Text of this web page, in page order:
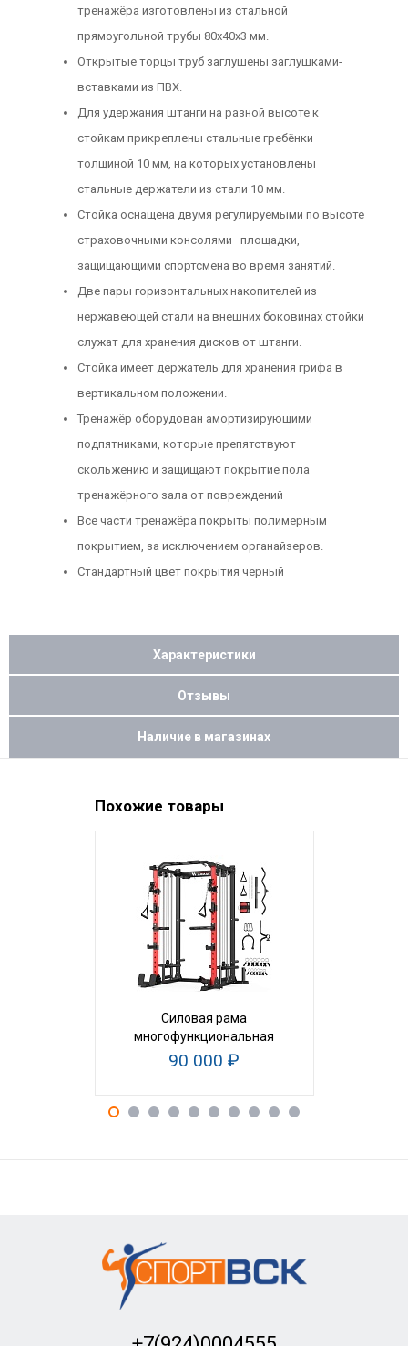
тренажёра изготовлены из стальной
прямоугольной трубы 80х40х3 мм.
Открытые торцы труб заглушены заглушками-
вставками из ПВХ.
Для удержания штанги на разной высоте к
стойкам прикреплены стальные гребёнки
толщиной 10 мм, на которых установлены
стальные держатели из стали 10 мм.
Стойка оснащена двумя регулируемыми по высоте
страховочными консолями–площадки,
защищающими спортсмена во время занятий.
Две пары горизонтальных накопителей из
нержавеющей стали на внешних боковинах стойки
служат для хранения дисков от штанги.
Стойка имеет держатель для хранения грифа в
вертикальном положении.
Тренажёр оборудован амортизирующими
подпятниками, которые препятствуют
скольжению и защищают покрытие пола
тренажёрного зала от повреждений
Все части тренажёра покрыты полимерным
покрытием, за исключением органайзеров.
Стандартный цвет покрытия черный
Характеристики
Отзывы
Наличие в магазинах
Похожие товары
Силовая рама
многофункциональная
D034
90 000 ₽